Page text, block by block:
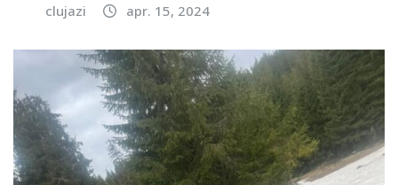
clujazi apr. 15, 2024